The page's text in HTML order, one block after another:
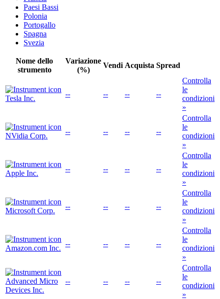
Paesi Bassi
Polonia
Portogallo
Spagna
Svezia
Nome dello
strumento
Variazione
(%)
Vendi Acquista Spread
Tesla Inc.
-- -- -- --
Controlla
le
condizioni
»
NVidia Corp.
-- -- -- --
Controlla
le
condizioni
»
Apple Inc.
-- -- -- --
Controlla
le
condizioni
»
Microsoft Corp.
-- -- -- --
Controlla
le
condizioni
»
Amazon.com Inc.
-- -- -- --
Controlla
le
condizioni
»
Advanced Micro
Devices Inc.
-- -- -- --
Controlla
le
condizioni
»